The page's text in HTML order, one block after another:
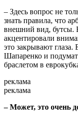
– Здесь вопрос не
знать правила, что
внешний вид, бутсы.
акцентировали
это закрывают
Шапаренко и
браслетом в
реклама
реклама
– Может, это очень